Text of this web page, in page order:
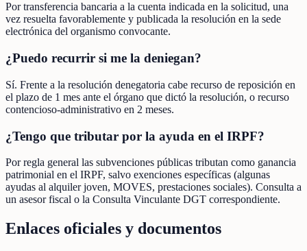
Por transferencia bancaria a la cuenta indicada en la solicitud, una
vez resuelta favorablemente y publicada la resolución en la sede
electrónica del organismo convocante.
¿Puedo recurrir si me la deniegan?
Sí. Frente a la resolución denegatoria cabe recurso de reposición en
el plazo de 1 mes ante el órgano que dictó la resolución, o recurso
contencioso-administrativo en 2 meses.
¿Tengo que tributar por la ayuda en el IRPF?
Por regla general las subvenciones públicas tributan como ganancia
patrimonial en el IRPF, salvo exenciones específicas (algunas
ayudas al alquiler joven, MOVES, prestaciones sociales). Consulta a
un asesor fiscal o la Consulta Vinculante DGT correspondiente.
Enlaces oficiales y documentos